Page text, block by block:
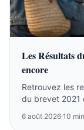
Les Résultats
encore
Retrouvez les
du brevet 2021
6 août 2026·10 min